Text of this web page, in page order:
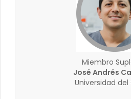
Miembro
José Andrés
Universidad